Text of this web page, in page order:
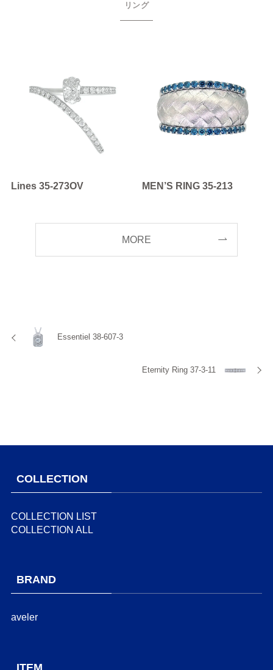
リング
Lines 35-273OV MEN’S RING 35-213
MORE
Essentiel 38-607-3
Eternity Ring 37-3-11
COLLECTION
COLLECTION LIST
COLLECTION ALL
BRAND
aveler
ITEM